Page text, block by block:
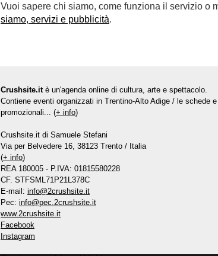
Vuoi sapere chi siamo, come funziona il servizio o
siamo, servizi e pubblicità.
Crushsite.it è un'agenda online di cultura, arte e spettacolo.
Contiene eventi organizzati in Trentino-Alto Adige / le schede
promozionali... (+ info)
Crushsite.it di Samuele Stefani
Via per Belvedere 16, 38123 Trento / Italia
(+ info)
REA 180005 - P.IVA: 01815580228
CF. STFSML71P21L378C
E-mail: info@2crushsite.it
Pec: info@pec.2crushsite.it
www.2crushsite.it
Facebook
Instagram